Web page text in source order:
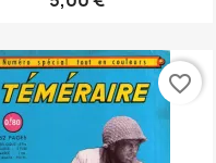
favorite_border